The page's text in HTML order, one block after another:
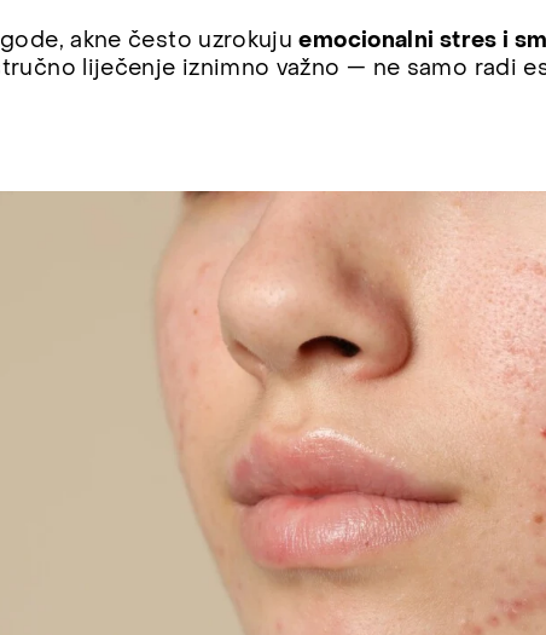
akne često uzrokujuemocionalni stres i
liječenje iznimno važno — ne samo radi